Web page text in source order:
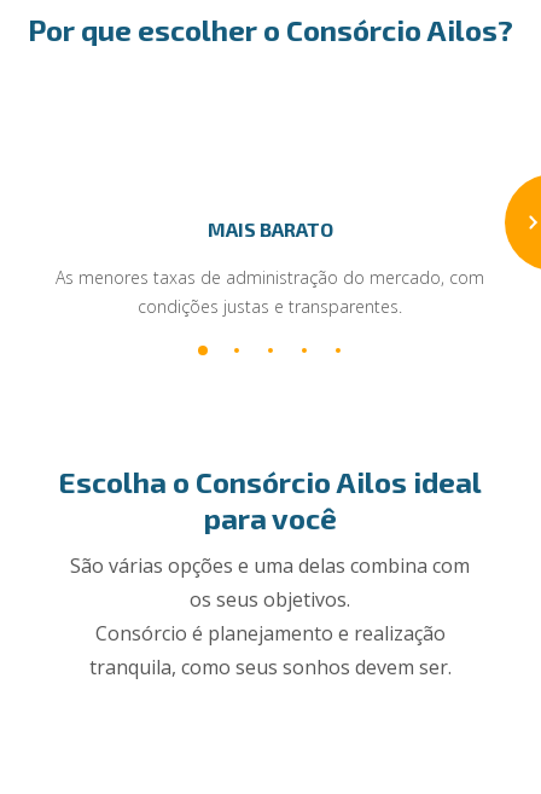
Por que escolher o Consórcio Ailos?
MAIS BARATO
As menores taxas de administração do mercado, com
condições justas e transparentes.
Escolha o Consórcio Ailos ideal
para você
São várias opções e uma delas combina com
os seus objetivos.
Consórcio é planejamento e realização
tranquila, como seus sonhos devem ser.